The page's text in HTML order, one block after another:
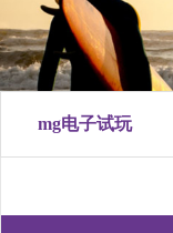
mg电子试玩